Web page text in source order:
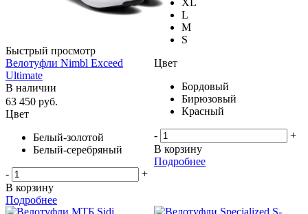
Быстрый просмотр
Велотуфли Nimbl Exceed
Ultimate
В наличии
63 450 руб.
Цвет
Белый-золотой
Белый-серебряный
-
+
В корзину
Подробнее
L
M
S
Цвет
Бордовый
Бирюзовый
Красный
-
+
В корзину
Подробнее